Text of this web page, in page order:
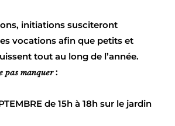
initiations susciteront
vocations afin que petits et
tout au long de l’année.
𝑝𝑎𝑠 𝑚𝑎𝑛𝑞𝑢𝑒𝑟 :
de 15h à 18h sur le jardin